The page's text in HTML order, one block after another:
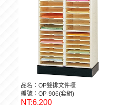
品名：OP雙排文件櫃
編號：OP-906(套組)
NT:6,200